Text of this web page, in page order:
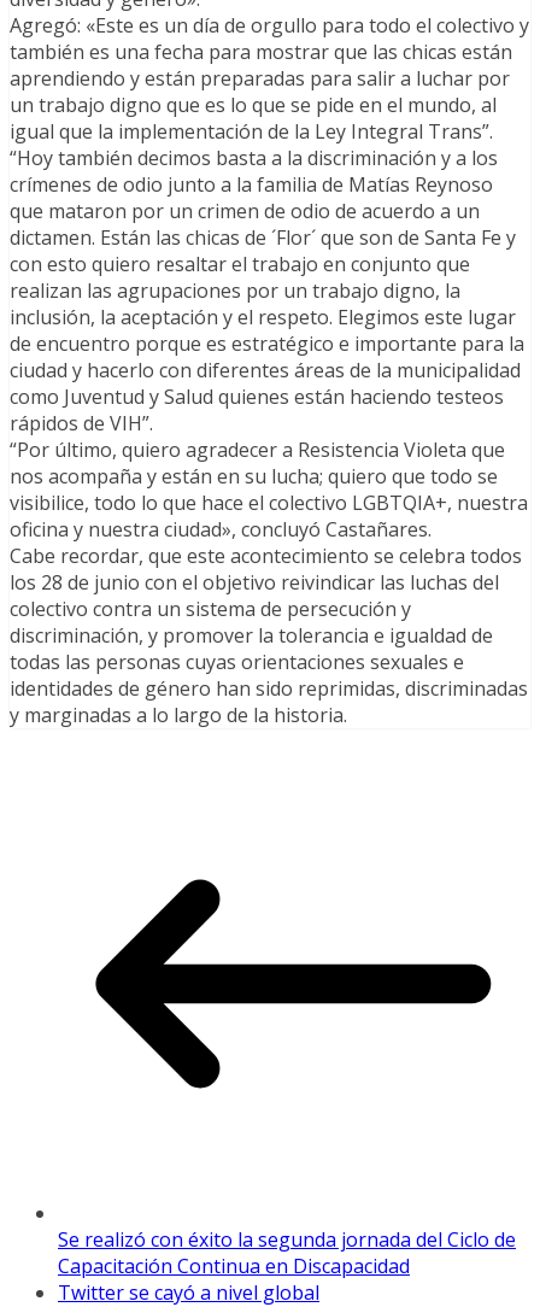
Agregó: «Este es un día de orgullo para todo el colectivo y
también es una fecha para mostrar que las chicas están
aprendiendo y están preparadas para salir a luchar por
un trabajo digno que es lo que se pide en el mundo, al
igual que la implementación de la Ley Integral Trans”.
“Hoy también decimos basta a la discriminación y a los
crímenes de odio junto a la familia de Matías Reynoso
que mataron por un crimen de odio de acuerdo a un
dictamen. Están las chicas de ´Flor´ que son de Santa Fe y
con esto quiero resaltar el trabajo en conjunto que
realizan las agrupaciones por un trabajo digno, la
inclusión, la aceptación y el respeto. Elegimos este lugar
de encuentro porque es estratégico e importante para la
ciudad y hacerlo con diferentes áreas de la municipalidad
como Juventud y Salud quienes están haciendo testeos
rápidos de VIH”.
“Por último, quiero agradecer a Resistencia Violeta que
nos acompaña y están en su lucha; quiero que todo se
visibilice, todo lo que hace el colectivo LGBTQIA+, nuestra
oficina y nuestra ciudad», concluyó Castañares.
Cabe recordar, que este acontecimiento se celebra todos
los 28 de junio con el objetivo reivindicar las luchas del
colectivo contra un sistema de persecución y
discriminación, y promover la tolerancia e igualdad de
todas las personas cuyas orientaciones sexuales e
identidades de género han sido reprimidas, discriminadas
y marginadas a lo largo de la historia.
Se realizó con éxito la segunda jornada del Ciclo de
Capacitación Continua en Discapacidad
Twitter se cayó a nivel global